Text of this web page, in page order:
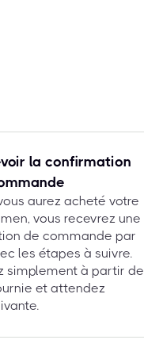
la confirmation
aurez acheté votre
vous recevrez une
de commande par
les étapes à suivre.
simplement à partir de
et attendez